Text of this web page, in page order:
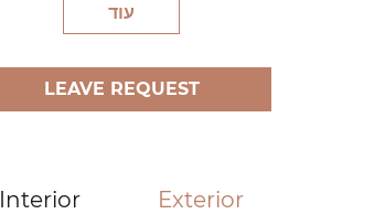
עוד
LEAVE REQUEST
Exterior
Interior